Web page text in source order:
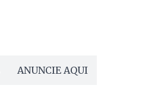
ANUNCIE AQUI